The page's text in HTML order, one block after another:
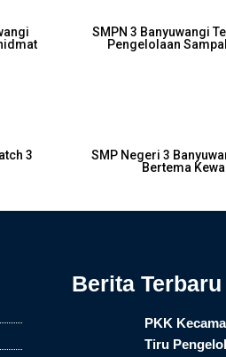
SMPN 3 Banyuwangi
Pengelolaan
3
SMP Negeri 3
Bertema
Berita Terbaru
PKK
Tiru